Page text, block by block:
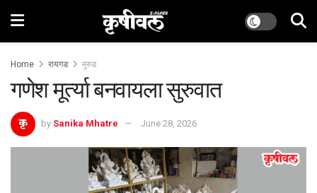
Home रायगड मुरुड
गणेश मूर्त्या बनवायला सुरुवात
by Sanika Mhatre June 28, 2026